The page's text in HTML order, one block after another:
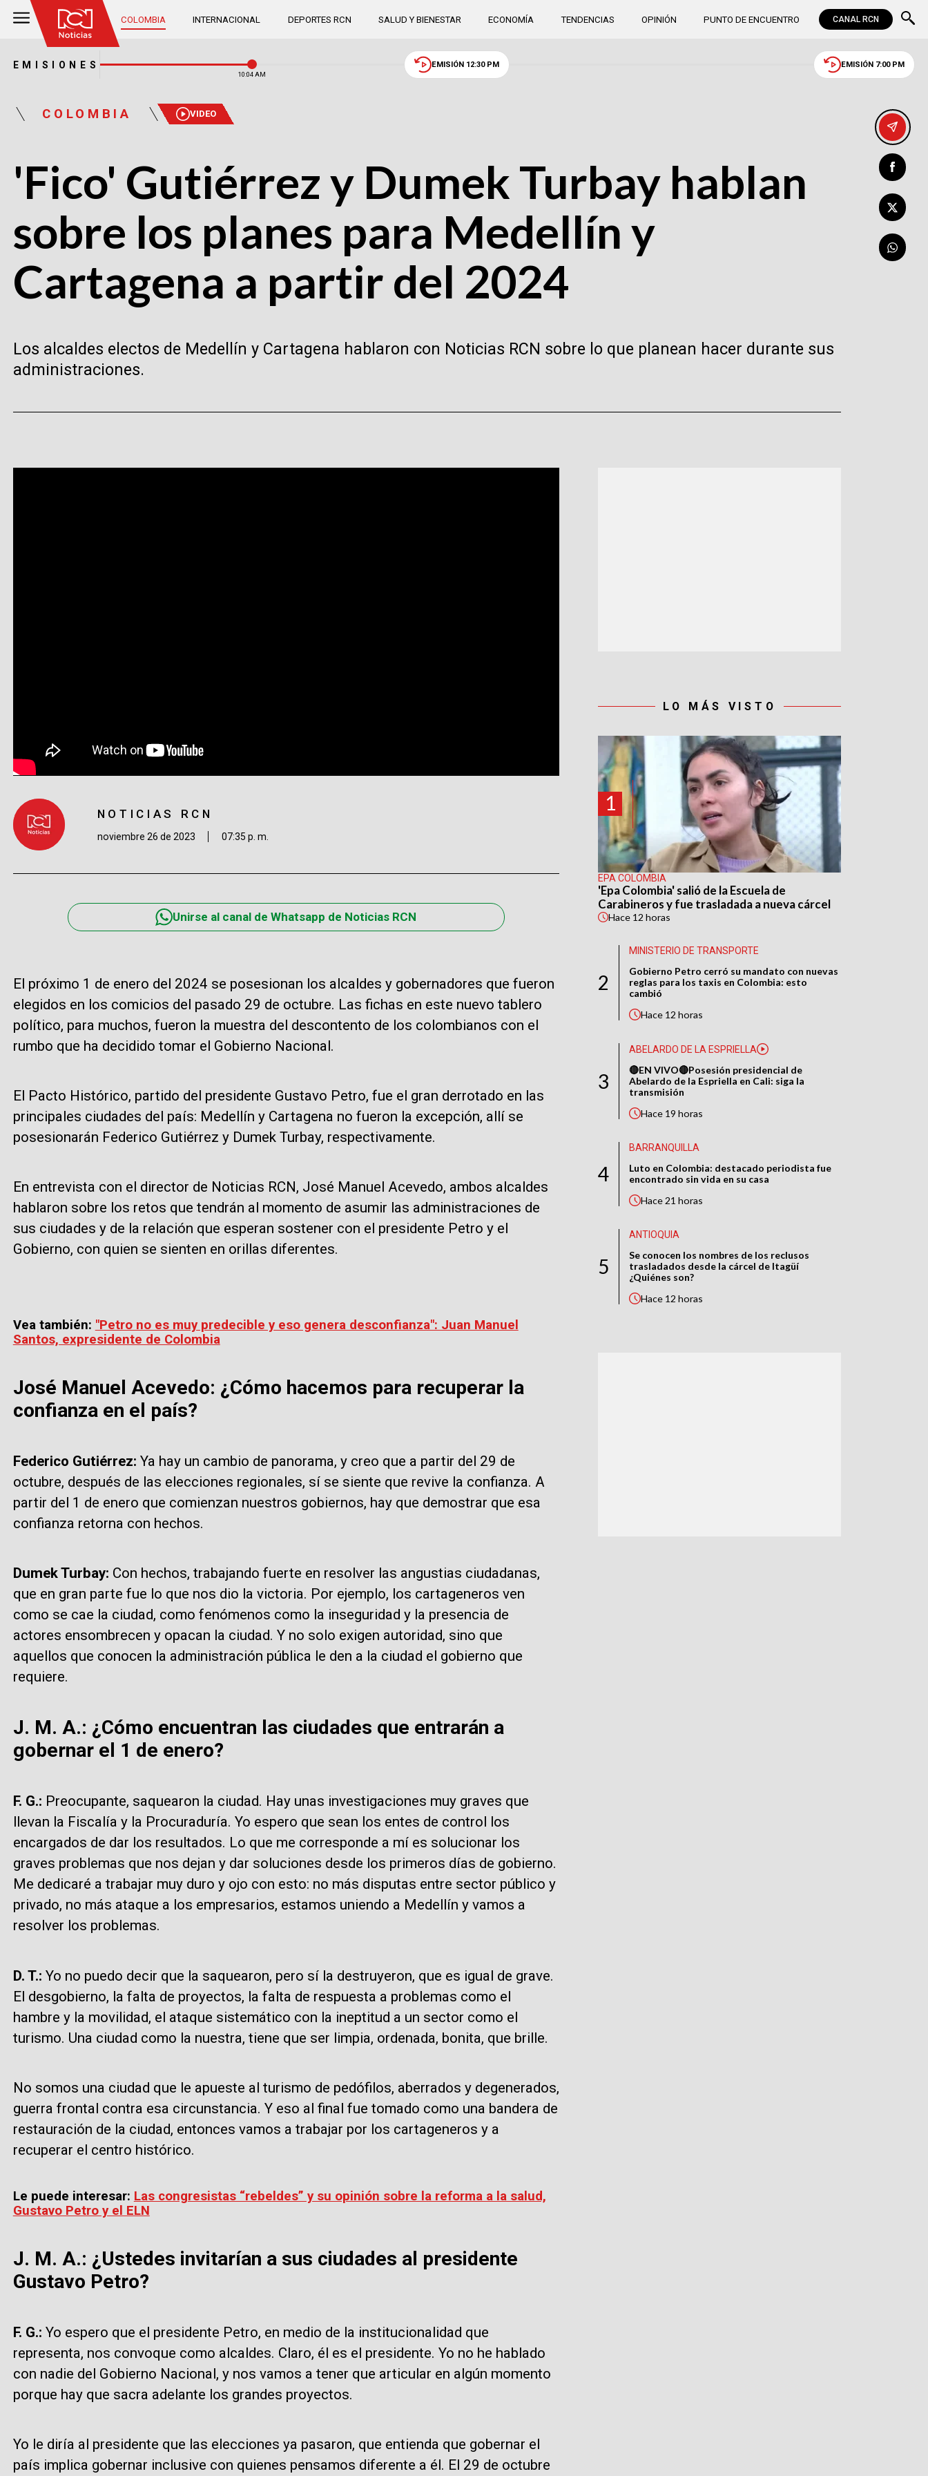
COLOMBIA INTERNACIONAL DEPORTES RCN SALUD Y BIENESTAR ECONOMÍA TENDENCIAS OPINIÓN PUNTO DE ENCUENTRO CANAL RCN
EMISIONES
10:04 AM
EMISIÓN 12:30 PM EMISIÓN 7:00 PM
COLOMBIA VIDEO
'Fico' Gutiérrez y Dumek Turbay hablan
sobre los planes para Medellín y
Cartagena a partir del 2024
Los alcaldes electos de Medellín y Cartagena hablaron con Noticias RCN sobre lo que planean hacer durante sus
administraciones.
NOTICIAS RCN
noviembre 26 de 2023 07:35 p. m.
Unirse al canal de Whatsapp de Noticias RCN
El próximo 1 de enero del 2024 se posesionan los alcaldes y gobernadores que fueron
elegidos en los comicios del pasado 29 de octubre. Las fichas en este nuevo tablero
político, para muchos, fueron la muestra del descontento de los colombianos con el
rumbo que ha decidido tomar el Gobierno Nacional.
El Pacto Histórico, partido del presidente Gustavo Petro, fue el gran derrotado en las
principales ciudades del país: Medellín y Cartagena no fueron la excepción, allí se
posesionarán Federico Gutiérrez y Dumek Turbay, respectivamente.
En entrevista con el director de Noticias RCN, José Manuel Acevedo, ambos alcaldes
hablaron sobre los retos que tendrán al momento de asumir las administraciones de
sus ciudades y de la relación que esperan sostener con el presidente Petro y el
Gobierno, con quien se sienten en orillas diferentes.
Vea también: "Petro no es muy predecible y eso genera desconfianza": Juan Manuel
Santos, expresidente de Colombia
José Manuel Acevedo: ¿Cómo hacemos para recuperar la
confianza en el país?
Federico Gutiérrez: Ya hay un cambio de panorama, y creo que a partir del 29 de
octubre, después de las elecciones regionales, sí se siente que revive la confianza. A
partir del 1 de enero que comienzan nuestros gobiernos, hay que demostrar que esa
confianza retorna con hechos.
Dumek Turbay: Con hechos, trabajando fuerte en resolver las angustias ciudadanas,
que en gran parte fue lo que nos dio la victoria. Por ejemplo, los cartageneros ven
como se cae la ciudad, como fenómenos como la inseguridad y la presencia de
actores ensombrecen y opacan la ciudad. Y no solo exigen autoridad, sino que
aquellos que conocen la administración pública le den a la ciudad el gobierno que
requiere.
J. M. A.: ¿Cómo encuentran las ciudades que entrarán a
gobernar el 1 de enero?
F. G.: Preocupante, saquearon la ciudad. Hay unas investigaciones muy graves que
llevan la Fiscalía y la Procuraduría. Yo espero que sean los entes de control los
encargados de dar los resultados. Lo que me corresponde a mí es solucionar los
graves problemas que nos dejan y dar soluciones desde los primeros días de gobierno.
Me dedicaré a trabajar muy duro y ojo con esto: no más disputas entre sector público y
privado, no más ataque a los empresarios, estamos uniendo a Medellín y vamos a
resolver los problemas.
D. T.: Yo no puedo decir que la saquearon, pero sí la destruyeron, que es igual de grave.
El desgobierno, la falta de proyectos, la falta de respuesta a problemas como el
hambre y la movilidad, el ataque sistemático con la ineptitud a un sector como el
turismo. Una ciudad como la nuestra, tiene que ser limpia, ordenada, bonita, que brille.
No somos una ciudad que le apueste al turismo de pedófilos, aberrados y degenerados,
guerra frontal contra esa circunstancia. Y eso al final fue tomado como una bandera de
restauración de la ciudad, entonces vamos a trabajar por los cartageneros y a
recuperar el centro histórico.
Le puede interesar: Las congresistas “rebeldes” y su opinión sobre la reforma a la salud,
Gustavo Petro y el ELN
J. M. A.: ¿Ustedes invitarían a sus ciudades al presidente
Gustavo Petro?
F. G.: Yo espero que el presidente Petro, en medio de la institucionalidad que
representa, nos convoque como alcaldes. Claro, él es el presidente. Yo no he hablado
con nadie del Gobierno Nacional, y nos vamos a tener que articular en algún momento
porque hay que sacra adelante los grandes proyectos.
Yo le diría al presidente que las elecciones ya pasaron, que entienda que gobernar el
país implica gobernar inclusive con quienes pensamos diferente a él. El 29 de octubre
LO MÁS VISTO
1
EPA COLOMBIA
'Epa Colombia' salió de la Escuela de
Carabineros y fue trasladada a nueva cárcel
Hace 12 horas
2
MINISTERIO DE TRANSPORTE
Gobierno Petro cerró su mandato con nuevas
reglas para los taxis en Colombia: esto
cambió
Hace 12 horas
3
ABELARDO DE LA ESPRIELLA
🔴EN VIVO🔴Posesión presidencial de
Abelardo de la Espriella en Cali: siga la
transmisión
Hace 19 horas
4
BARRANQUILLA
Luto en Colombia: destacado periodista fue
encontrado sin vida en su casa
Hace21 horas
5
ANTIOQUIA
Se conocen los nombres de los reclusos
trasladados desde la cárcel de Itagüí
¿Quiénes son?
Hace 12 horas